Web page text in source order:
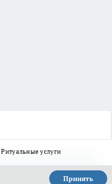
Ритуальные услуги
Принять